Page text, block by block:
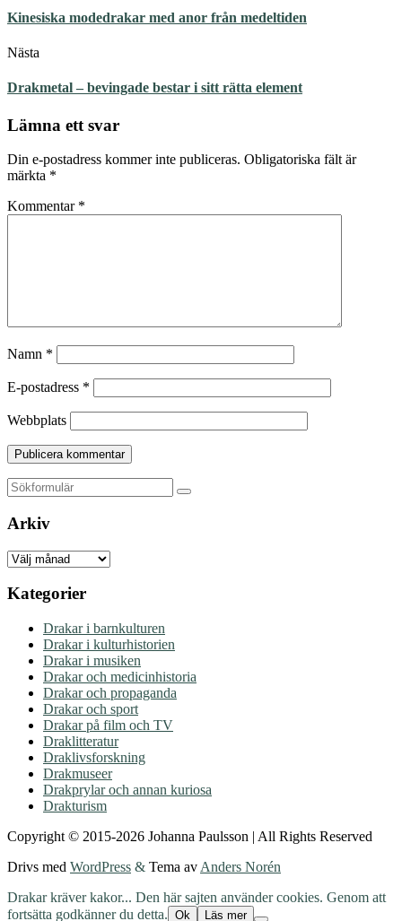
Kinesiska modedrakar med anor från medeltiden
Nästa
Drakmetal – bevingade bestar i sitt rätta element
Lämna ett svar
Din e-postadress kommer inte publiceras. Obligatoriska fält är
märkta *
Kommentar *
Namn *
E-postadress *
Webbplats
Sök
Arkiv
Arkiv
Kategorier
Drakar i barnkulturen
Drakar i kulturhistorien
Drakar i musiken
Drakar och medicinhistoria
Drakar och propaganda
Drakar och sport
Drakar på film och TV
Draklitteratur
Draklivsforskning
Drakmuseer
Drakprylar och annan kuriosa
Drakturism
Copyright © 2015-2026 Johanna Paulsson | All Rights Reserved
Drivs med WordPress & Tema av Anders Norén
Drakar kräver kakor... Den här sajten använder cookies. Genom att
fortsätta godkänner du detta. Ok Läs mer